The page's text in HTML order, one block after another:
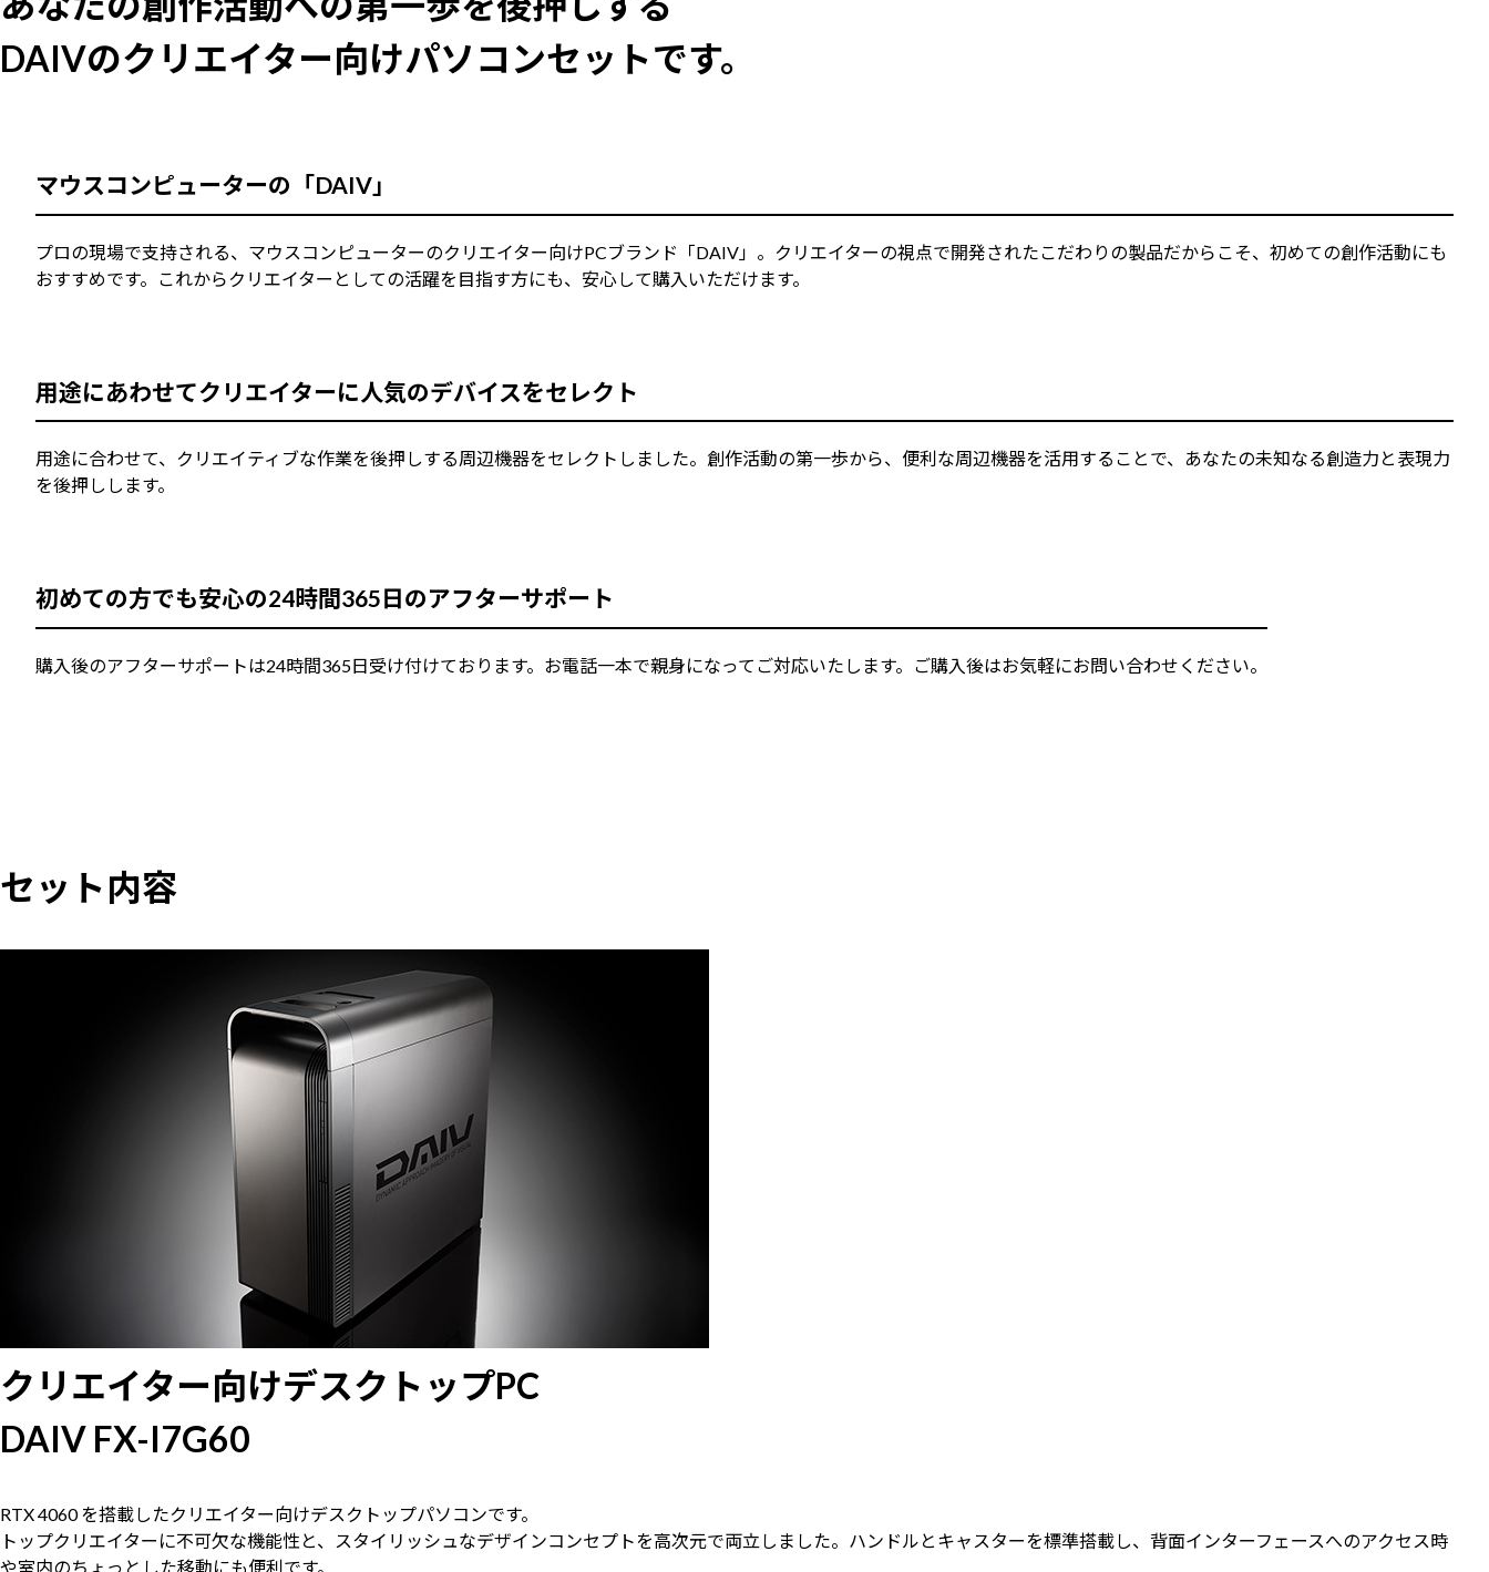
DAIVのクリエイター向けパソコンセットです。
マウスコンピューターの「DAIV」
プロの現場で支持される、マウスコンピューターのクリエイター向けPCブランド「DAIV」。クリエイターの視点で開発されたこだわりの製品だからこそ、初めての創作活動にも
おすすめです。これからクリエイターとしての活躍を目指す方にも、安心して購入いただけます。
用途にあわせてクリエイターに人気のデバイスをセレクト
用途に合わせて、クリエイティブな作業を後押しする周辺機器をセレクトしました。創作活動の第一歩から、便利な周辺機器を活用することで、あなたの未知なる創造力と表現力
を後押しします。
初めての方でも安心の24時間365日のアフターサポート
購入後のアフターサポートは24時間365日受け付けております。お電話一本で親身になってご対応いたします。ご購入後はお気軽にお問い合わせください。
セット内容
クリエイター向けデスクトップPC
DAIV FX-I7G60
RTX 4060 を搭載したクリエイター向けデスクトップパソコンです。
トップクリエイターに不可欠な機能性と、スタイリッシュなデザインコンセプトを高次元で両立しました。ハンドルとキャスターを標準搭載し、背面インターフェースへのアクセス時
や室内のちょっとした移動にも便利です。